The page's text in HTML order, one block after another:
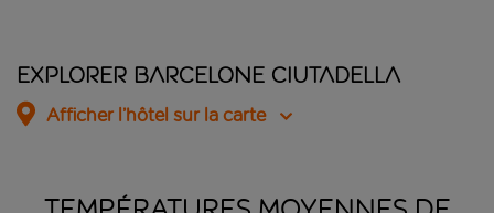
Explorer Barcelone Ciutadella
Afficher l’hôtel sur la carte